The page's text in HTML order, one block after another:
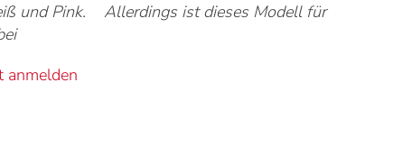
und Pink. Allerdings ist dieses Modell für
anmelden